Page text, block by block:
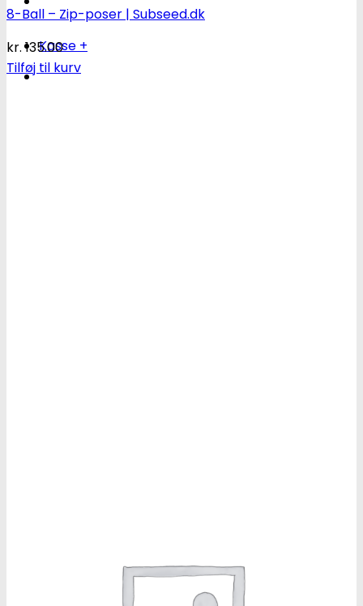
Kasse +
8-Ball – Zip-poser | Subseed.dk
kr.135.00
Tilføj til kurv